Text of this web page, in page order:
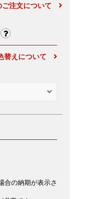
ご注文について
替えについて
合の納期が表示さ